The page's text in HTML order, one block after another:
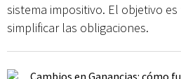
sistema impositivo. El objetivo
simplificar las obligaciones.